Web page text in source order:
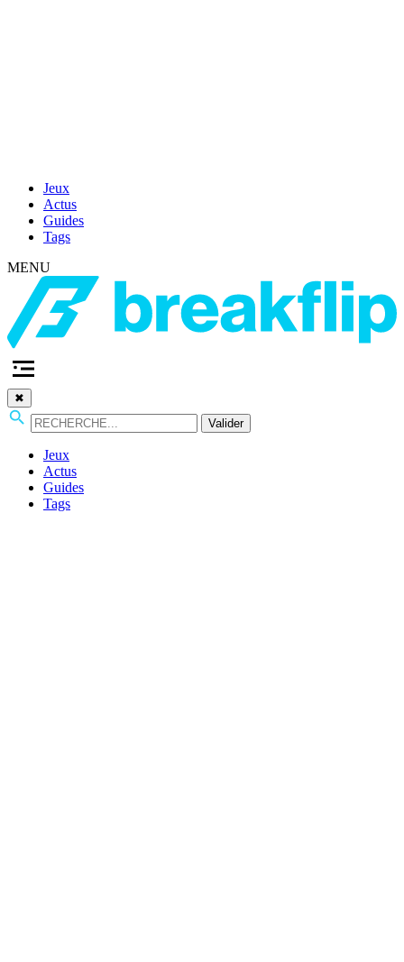
Jeux
Actus
Guides
Tags
MENU
✖
Valider
Jeux
Actus
Guides
Tags